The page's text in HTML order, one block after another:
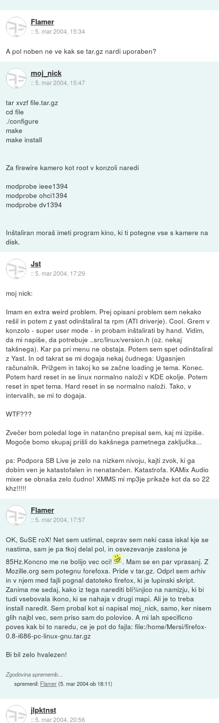
Flamer
::5. mar 2004, 15:34
A pol noben ne ve kak se tar.gz nardi uporaben?
moj_nick
:: 5. mar 2004, 15:47
tar xvzf file.tar.gz
cd file
./configure
make
make install
Za firewire kamero kot root v konzoli naredi
modprobe ieee1394
modprobe ohci1394
modprobe dv1394
Inštaliran moraš imeti program kino, ki ti potegne vse s kamere na
disk.
Jst
::5. mar 2004, 17:29
moj nick:
Imam en extra weird problem. Prej opisani problem sem nekako
rešil in potem z yast odinštaliral ta rpm (ATI driverje). Cool. Grem v
konzolo - super user mode - in probam inštalirati by hand. Vidim,
da mi napiše, da potrebuje ..src/linux/version.h (oz. nekaj
takšnega). Kar pa pri menu ne obstaja. Potem sem spet odinštaliral
z Yast. In od takrat se mi dogaja nekaj čudnega: Ugasnjen
računalnik. Prižgem in takoj ko se začne loading je tema. Konec.
Potem hard reset in se linux normalno naloži v KDE okolje. Potem
reset in spet tema. Hard reset in se normalno naloži. Tako, v
intervalih, se mi to dogaja.
WTF???
Zvečer bom poledal loge in natančno prepisal sem, kaj mi izpiše.
Mogoče bomo skupaj prišli do kakšnega pametnega zaključka...
ps: Podpora SB Live je zelo na nizkem nivoju, kajti zvok, ki ga
dobim ven je katastofalen in nenatančen. Katastrofa. KAMix Audio
mixer se obnaša zelo čudno! XMMS mi mp3je prikaže kot da so 22
khz!!!!!
Flamer
:: 5. mar 2004, 17:57
OK, SuSE roX! Net sem ustimal, ceprav sem neki casa iskal kje se
nastima, sam je pa tkoj delal pol, in osvezevanje zaslona je
85Hz.Koncno me ne bolijo vec oci!
. Mam se en par vprasanj. Z
Mozille.org sem potegnu forefoxa. Pride v tar.gz. Odprl sem arhiv
in v njem med fajli pognal datoteko firefox, ki je lupinski skript.
Zanima me sedaj, kako iz tega narediti bli¾njico na namizju, ki bi
tudi vsebovala ikono, ki se nahaja v drugi mapi. Ali je to treba
install naredit. Sem probal kot si napisal moj_nick, samo, ker nisem
glih najbl vec, sem priso sam do polovice. A mi lah specificno
poves kak bi to naredu, ce je pot do fajla: file:/home/Mersi/firefox-
0.8-i686-pc-linux-gnu.tar.gz
Bi bil zelo hvalezen!
Zgodovina sprememb…
spremenil: Flamer(5. mar 2004 ob 18:11)
jlpktnst
::5. mar 2004, 20:56